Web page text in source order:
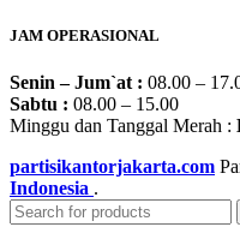
JAM OPERASIONAL
Senin – Jum`at : 08.00 –
Sabtu : 08.00 – 15.00
Minggu dan Tanggal Merah :
partisikantorjakarta.com
Indonesia .